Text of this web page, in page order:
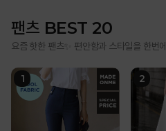
팬츠 BEST 20
요즘 핫한 팬츠✨ 편안함과 스타일을 한번